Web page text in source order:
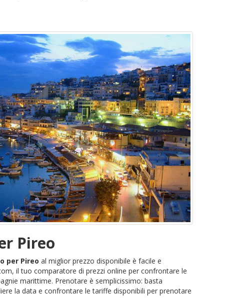
Pireo
per Pireo al miglior prezzo disponibile è facile e
il tuo comparatore di prezzi online per confrontare le
marittime. Prenotare è semplicissimo: basta
la data e confrontare le tariffe disponibili per prenotare